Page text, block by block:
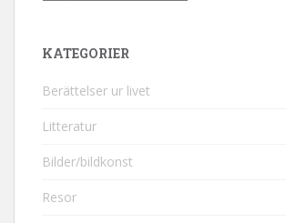
KATEGORIER
Berättelser ur livet
Litteratur
Bilder/bildkonst
Resor